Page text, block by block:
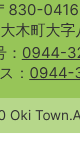
830-
木町大
0944-
： 0944-
Oki